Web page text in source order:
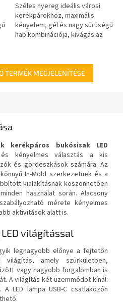
Széles nyereg ideális városi
kerékpárokhoz, maximális
kényelem, gél és nagy sűrűségű
hab kombinációja, kivágás az
tartós...
TERMÉK MEGJELENÍTÉSE
kerékpáros bukósisak LED
kényelmes választás a kis
és gördeszkások számára. Az
In-Mold szerkezetnek és a
kialakításnak köszönhetően
használat során. Alacsony
mérete kényelmes
aktivitások alatt is.
világítással
legnagyobb előnye a fejtetőn
világítás, amely szürkületben,
vagy nagyobb forgalomban is
A világítás két üzemmódot kínál:
LED lámpa USB-C csatlakozón